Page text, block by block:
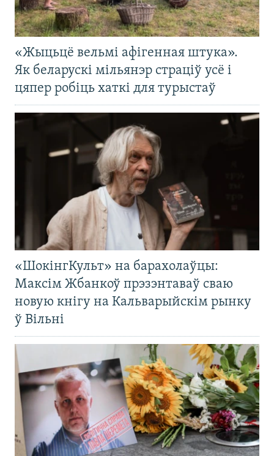
«Жыцьцё вельмі афігенная штука».
Як беларускі мільянэр страціў усё і
цяпер робіць хаткі для турыстаў
«ШокінгКульт» на барахолаўцы:
Максім Жбанкоў прэзэнтаваў сваю
новую кнігу на Кальварыйскім рынку
ў Вільні